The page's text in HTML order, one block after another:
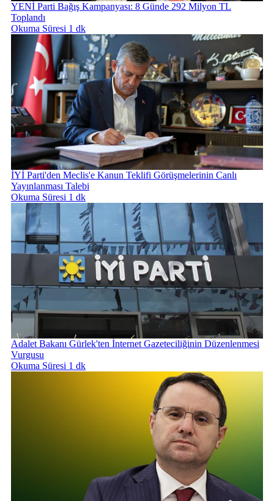
YENİ Parti Bağış Kampanyası: 8 Günde 292 Milyon TL
Toplandı
Okuma Süresi 1 dk
İYİ Parti'den Meclis'e Kanun Teklifi Görüşmelerinin Canlı
Yayınlanması Talebi
Okuma Süresi 1 dk
Adalet Bakanı Gürlek'ten İnternet Gazeteciliğinin Düzenlenmesi
Vurgusu
Okuma Süresi 1 dk